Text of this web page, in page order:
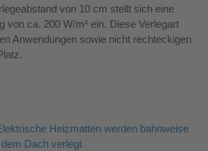
von 10 cm stellt sich eine
von ca. 200 W/m² ein. Diese Verlegart
Anwendungen sowie nicht rechteckigen